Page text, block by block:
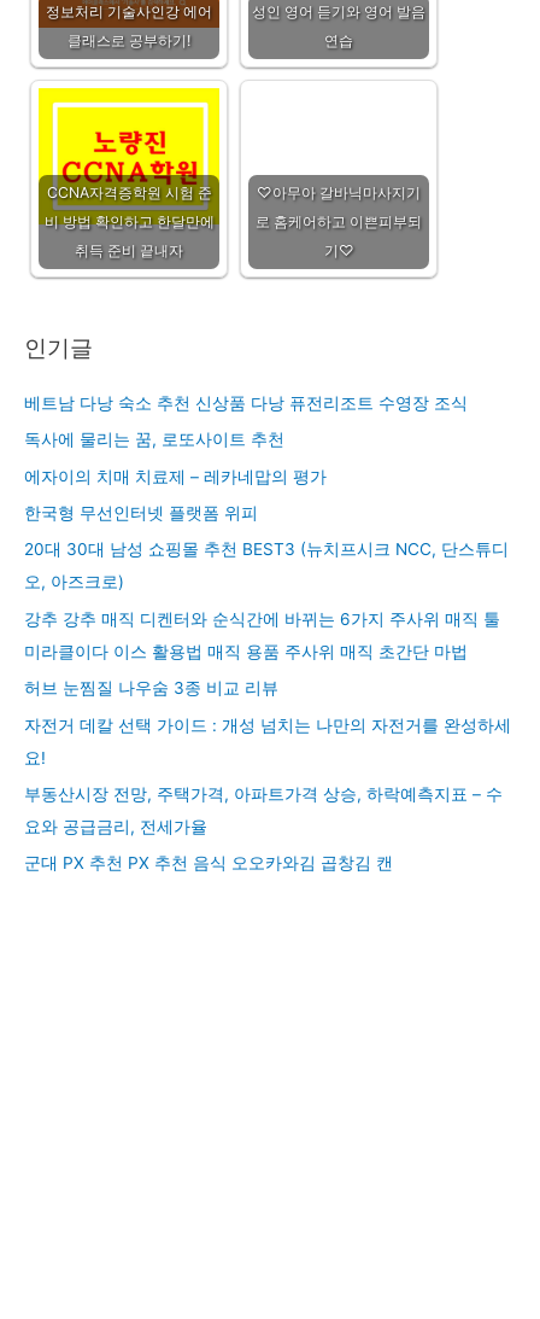
정보처리 기술사인강 에어
클래스로 공부하기!
성인 영어 듣기와 영어 발음
연습
CCNA자격증학원 시험 준
비 방법 확인하고 한달만에
취득 준비 끝내자
♡아무아 갈바닉마사지기
로 홈케어하고 이쁜피부되
기♡
인기글
베트남 다낭 숙소 추천 신상품 다낭 퓨전리조트 수영장 조식
독사에 물리는 꿈, 로또사이트 추천
에자이의 치매 치료제 – 레카네맙의 평가
한국형 무선인터넷 플랫폼 위피
20대 30대 남성 쇼핑몰 추천 BEST3 (뉴치프시크 NCC, 단스튜디
오, 아즈크로)
강추 강추 매직 디켄터와 순식간에 바뀌는 6가지 주사위 매직 툴
미라클이다 이스 활용법 매직 용품 주사위 매직 초간단 마법
허브 눈찜질 나우숨 3종 비교 리뷰
자전거 데칼 선택 가이드 : 개성 넘치는 나만의 자전거를 완성하세
요!
부동산시장 전망, 주택가격, 아파트가격 상승, 하락예측지표 – 수
요와 공급금리, 전세가율
군대 PX 추천 PX 추천 음식 오오카와김 곱창김 캔